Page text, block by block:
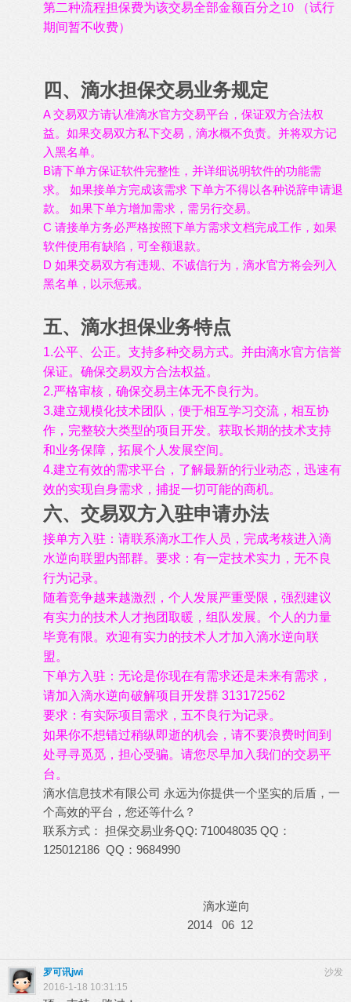
第二种流程担保费为该交易全部金额百分之10 （试行
期间暂不收费）
四、滴水担保交易业务规定
A交易双方请认准滴水官方交易平台， 保证双方合法权
益。如果交易双方私下交易，滴水概不负责。并将双方记
入黑名单。
B请下单方保证软件完整性，并详细说明软件的功能需
求。 如果接单方完成该需求 下单方不得以各种说辞申请退
款。 如果下单方增加需求，需另行交易。
C 请接单方务必严格按照下单方需求文档完成工作，如果
软件使用有缺陷，可全额退款。
D 如果交易双方有违规、不诚信行为，滴水官方将会列入
黑名单，以示惩戒。
五、滴水担保业务特点
1.公平、公正。支持多种交易方式。并由滴水官方信誉
保证。确保交易双方合法权益。
2.严格审核，确保交易主体无不良行为。
3.建立规模化技术团队，便于相互学习交流，相互协
作，完整较大类型的项目开发。获取长期的技术支持
和业务保障，拓展个人发展空间。
4.建立有效的需求平台，了解最新的行业动态，迅速有
效的实现自身需求，捕捉一切可能的商机。
六、交易双方入驻申请办法
接单方入驻：请联系滴水工作人员，完成考核进入滴
水逆向联盟内部群。要求：有一定技术实力，无不良
行为记录。
随着竞争越来越激烈，个人发展严重受限，强烈建议
有实力的技术人才抱团取暖，组队发展。个人的力量
毕竟有限。欢迎有实力的技术人才加入滴水逆向联
盟。
下单方入驻：无论是你现在有需求还是未来有需求，
请加入滴水逆向破解项目开发群 313172562
要求：有实际项目需求，五不良行为记录。
如果你不想错过稍纵即逝的机会，请不要浪费时间到
处寻寻觅觅，担心受骗。请您尽早加入我们的交易平
台。
滴水信息技术有限公司 永远为你提供一个坚实的后盾，一
个高效的平台，您还等什么？
联系方式： 担保交易业务QQ: 710048035 QQ：
125012186 QQ：9684990
滴水逆向
2014 06 12
沙发
罗可讯jwi
2016-1-18 10:31:15